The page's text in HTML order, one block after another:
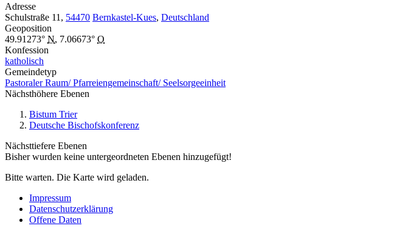
Adresse
Schulstraße 11, 54470 Bernkastel-Kues, Deutschland
Geoposition
49.91273° N, 7.06673° O
Konfession
katholisch
Gemeindetyp
Pastoraler Raum/ Pfarreiengemeinschaft/ Seelsorgeeinheit
Nächsthöhere Ebenen
Bistum Trier
Deutsche Bischofskonferenz
Nächsttiefere Ebenen
Bisher wurden keine untergeordneten Ebenen hinzugefügt!
Bitte warten. Die Karte wird geladen.
Impressum
Datenschutzerklärung
Offene Daten